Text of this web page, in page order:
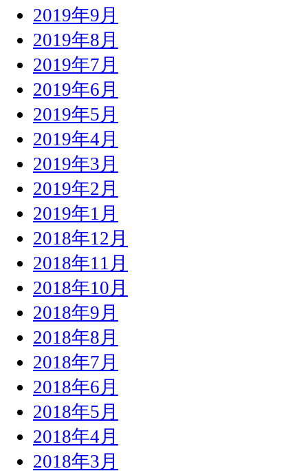
2019年9月
2019年8月
2019年7月
2019年6月
2019年5月
2019年4月
2019年3月
2019年2月
2019年1月
2018年12月
2018年11月
2018年10月
2018年9月
2018年8月
2018年7月
2018年6月
2018年5月
2018年4月
2018年3月